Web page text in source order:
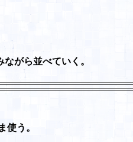
がら並べていく。
使う。